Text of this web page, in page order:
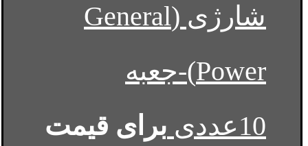
شارژی (General
Power)-جعبه
10عددی
برای قیمت